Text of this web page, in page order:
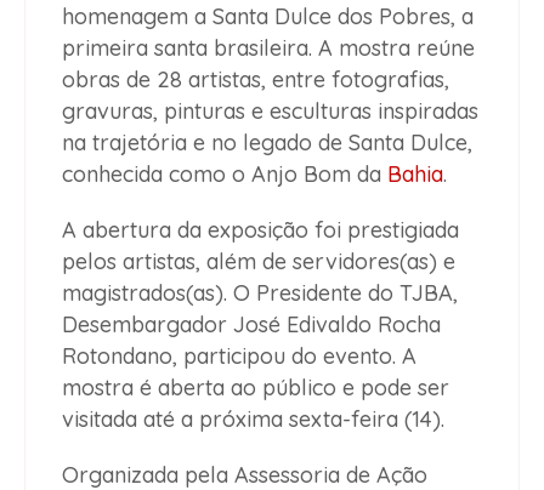
homenagem a Santa Dulce dos Pobres, a
primeira santa brasileira. A mostra reúne
obras de 28 artistas, entre fotografias,
gravuras, pinturas e esculturas inspiradas
na trajetória e no legado de Santa Dulce,
conhecida como o Anjo Bom da Bahia.
A abertura da exposição foi prestigiada
pelos artistas, além de servidores(as) e
magistrados(as). O Presidente do TJBA,
Desembargador José Edivaldo Rocha
Rotondano, participou do evento. A
mostra é aberta ao público e pode ser
visitada até a próxima sexta-feira (14).
Organizada pela Assessoria de Ação